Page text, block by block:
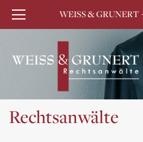
Rechtsanwälte
WEISS & GRUNERT